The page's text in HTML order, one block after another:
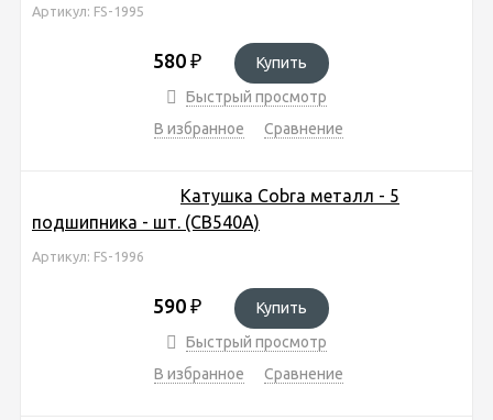
Артикул: FS-1995
580 ₽
Купить
Быстрый просмотр
В избранное
Сравнение
Катушка Cobra металл - 5
подшипника - шт. (CB540A)
Артикул: FS-1996
590 ₽
Купить
Быстрый просмотр
В избранное
Сравнение